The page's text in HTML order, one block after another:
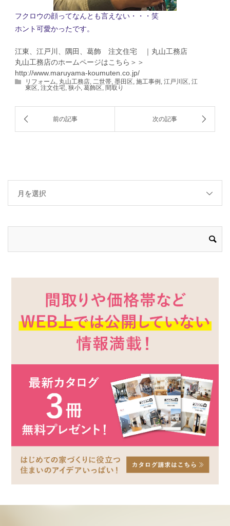
フクロウの顔ってなんとも言えない・・・笑
ホント可愛かったです。
江東、江戸川、隅田、葛飾 注文住宅 ｜丸山工務店
丸山工務店のホームページはこちら＞＞
http://www.maruyama-koumuten.co.jp/
リフォーム, 丸山工務店, 二世帯, 墨田区, 施工事例, 江戸川区, 江
東区, 注文住宅, 狭小, 葛飾区, 間取り
月を選択